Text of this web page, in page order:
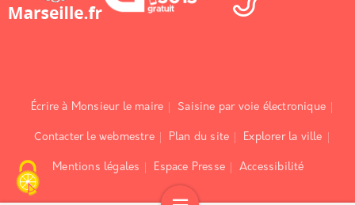
Écrire à Monsieur le maire Saisine par voie électronique
Contacter le webmestre Plan du site Explorer la ville
Mentions légales Espace Presse Accessibilité